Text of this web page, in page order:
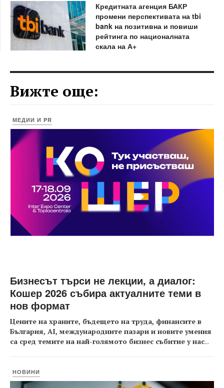
Кредитната агенция БАКР
промени перспективата на tbi
bank на позитивна и повиши
рейтинга по националната
скала на А+
Вижте още:
МЕДИИ И PR
Бизнесът търси не лекции, а диалог:
Кошер 2026 събира актуалните теми в
нов формат
Цените на храните, бъдещето на труда, финансите в
България, AI, международните пазари и новите умения
са сред темите на най-голямото бизнес събитие у нас...
НОВИНИ